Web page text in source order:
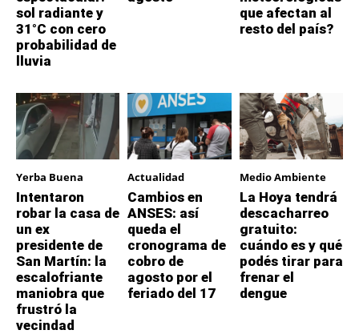
sol radiante y
31°C con cero
probabilidad de
lluvia
que afectan al
resto del país?
Yerba Buena
Intentaron
robar la casa de
un ex
presidente de
San Martín: la
escalofriante
maniobra que
frustró la
vecindad
Actualidad
Cambios en
ANSES: así
queda el
cronograma de
cobro de
agosto por el
feriado del 17
Medio Ambiente
La Hoya tendrá
descacharreo
gratuito:
cuándo es y qué
podés tirar para
frenar el
dengue